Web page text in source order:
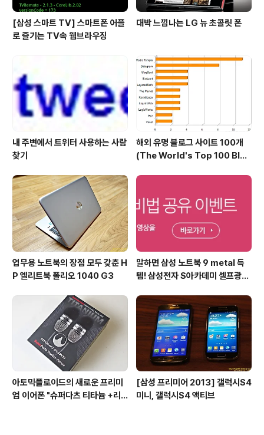
[삼성 스마트 TV] 스마트폰 어플
로 즐기는 TV속 웹브라우징
대박 느낌나는 LG 뉴 초콜릿 폰
내 주변에서 트위터 사용하는 사람
찾기
해외 유명 블로그 사이트 100개
(The World's Top 100 Blog
업무용 노트북의 장점 모두 갖춘 H
P 엘리트북 폴리오 1040 G3
말하면 삼성 노트북 9 metal 득
템! 삼성전자 S아카데미 셀프광고
아토믹플로이드의 새로운 프리미
엄 이어폰 "슈퍼다츠 티타늄 +리
[삼성 프리미어 2013] 갤럭시S4
미니, 갤럭시S4 액티브